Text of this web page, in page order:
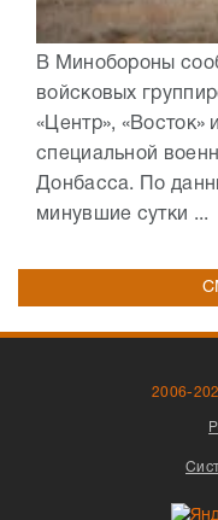
В Минобороны
войсковых
«Центр», «Восток»
специальной
Донбасса. По
минувшие сутки ...
2006-